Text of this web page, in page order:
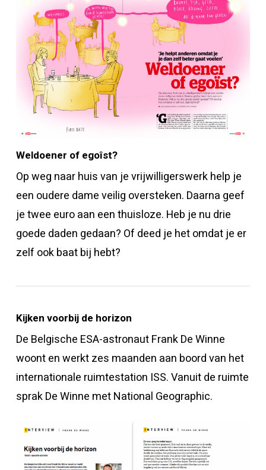
Weldoener of egoîst?
Op weg naar huis van je vrijwilligerswerk help je
een oudere dame veilig oversteken. Daarna geef
je twee euro aan een thuisloze. Heb je nu drie
goede daden gedaan? Of deed je het omdat je er
zelf ook baat bij hebt?
Kijken voorbij de horizon
De Belgische ESA-astronaut Frank De Winne
woont en werkt zes maanden aan boord van het
internationale ruimtestation ISS. Vanuit de ruimte
sprak De Winne met National Geographic.